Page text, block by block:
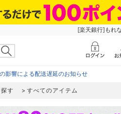
[楽天銀行]もれ
影響による配送遅延のお知らせ
す すべてのアイテム